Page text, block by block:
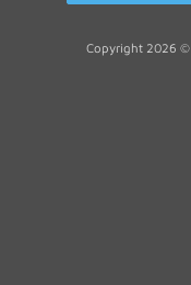
Copyright 2026 ©